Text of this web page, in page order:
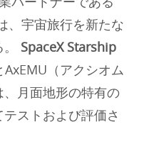
パートナーである
、宇宙旅行を新たな
SpaceX Starship
AxEMU（アクシオム
月面地形の特有の
ストおよび評価さ